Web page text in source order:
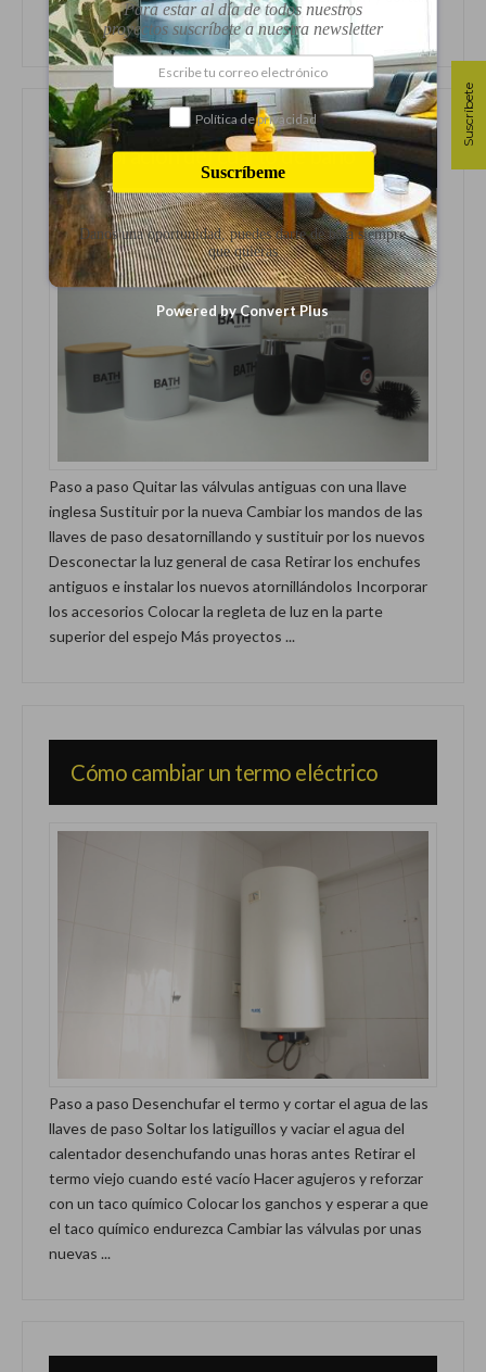
tela Desmonta el arcón y grapa ...
Decoración del cuarto de baño
Paso a paso Quitar las válvulas antiguas con una llave
inglesa Sustituir por la nueva Cambiar los mandos de las
llaves de paso desatornillando y sustituir por los nuevos
Desconectar la luz general de casa Retirar los enchufes
antiguos e instalar los nuevos atornillándolos Incorporar
los accesorios Colocar la regleta de luz en la parte
superior del espejo Más proyectos ...
Cómo cambiar un termo eléctrico
Paso a paso Desenchufar el termo y cortar el agua de las
llaves de paso Soltar los latiguillos y vaciar el agua del
calentador desenchufando unas horas antes Retirar el
termo viejo cuando esté vacío Hacer agujeros y reforzar
con un taco químico Colocar los ganchos y esperar a que
el taco químico endurezca Cambiar las válvulas por unas
nuevas ...
Suscríbete
Para estar al día de todos nuestros
proyectos suscríbete a nuestra newsletter
Política de privacidad
Suscríbeme
Danos una oportunidad, puedes darte de baja siempre
que quieras
Powered by Convert Plus